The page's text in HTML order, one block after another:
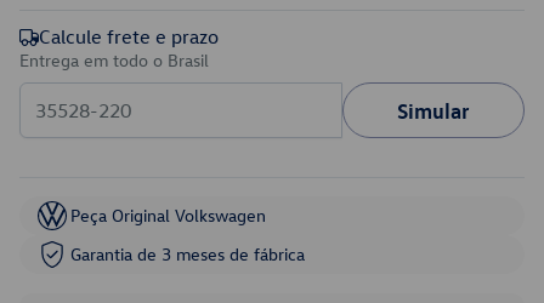
Calcule frete e prazo
Entrega em todo o Brasil
Simular
Peça Original Volkswagen
Garantia de 3 meses de fábrica